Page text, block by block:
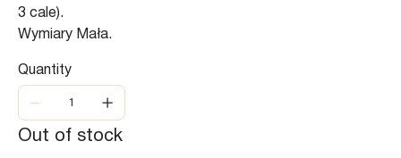
3 cale).
Wymiary Mała.
Quantity
Out of stock